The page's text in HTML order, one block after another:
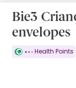
Bie3
envelopes
Health Points